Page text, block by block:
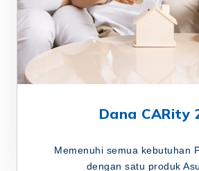
Dana CARity
Memenuhi semua kebutuhan
dengan satu produk